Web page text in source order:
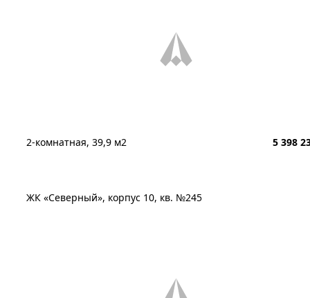
2-комнатная, 39,9 м2 5 398
ЖК «Северный», корпус 10, кв. №245